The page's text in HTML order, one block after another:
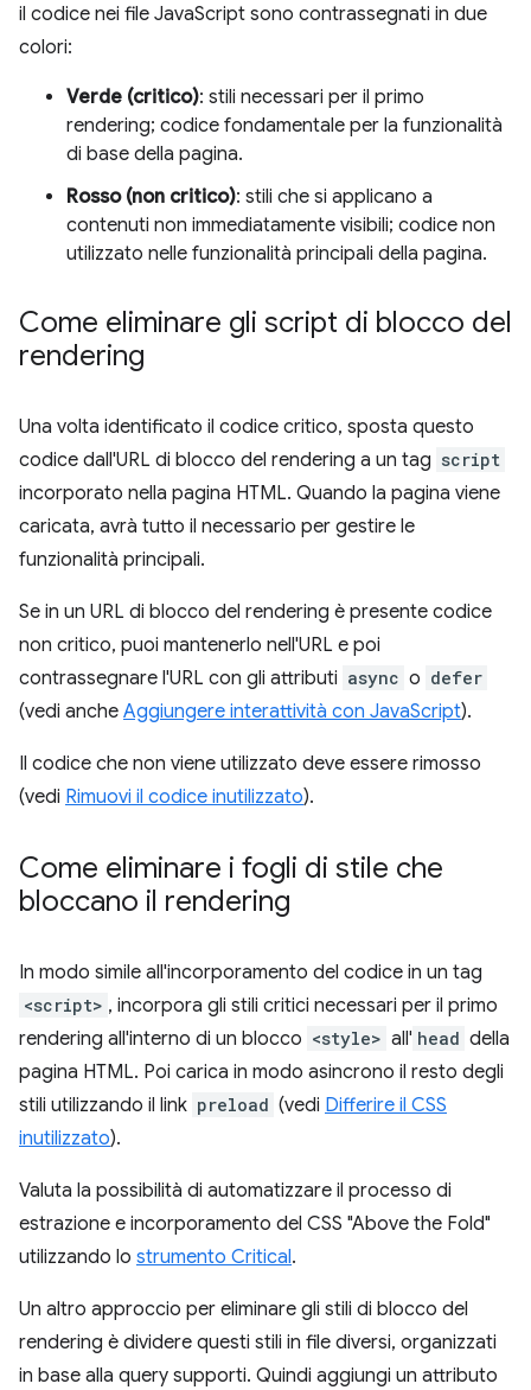
il codice nei file JavaScript sono contrassegnati in due
colori:
Verde (critico): stili necessari per il primo
rendering; codice fondamentale per la funzionalità
di base della pagina.
Rosso (non critico): stili che si applicano a
contenuti non immediatamente visibili; codice non
utilizzato nelle funzionalità principali della pagina.
Come eliminare gli script di blocco del
rendering
Una volta identificato il codice critico, sposta questo
codice dall'URL di blocco del rendering a un tag script
incorporato nella pagina HTML. Quando la pagina viene
caricata, avrà tutto il necessario per gestire le
funzionalità principali.
Se in un URL di blocco del rendering è presente codice
non critico, puoi mantenerlo nell'URL e poi
contrassegnare l'URL con gli attributi async o defer
(vedi anche Aggiungere interattività con JavaScript).
Il codice che non viene utilizzato deve essere rimosso
(vedi Rimuovi il codice inutilizzato).
Come eliminare i fogli di stile che
bloccano il rendering
In modo simile all'incorporamento del codice in un tag
<script> , incorpora gli stili critici necessari per il primo
rendering all'interno di un blocco <style> all' head della
pagina HTML. Poi carica in modo asincrono il resto degli
stili utilizzando il link preload (vedi Differire il CSS
inutilizzato).
Valuta la possibilità di automatizzare il processo di
estrazione e incorporamento del CSS "Above the Fold"
utilizzando lo strumento Critical.
Un altro approccio per eliminare gli stili di blocco del
rendering è dividere questi stili in file diversi, organizzati
in base alla query supporti. Quindi aggiungi un attributo